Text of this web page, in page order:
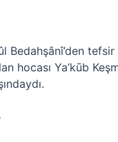
Bedahşânî’den
Ya’kūb